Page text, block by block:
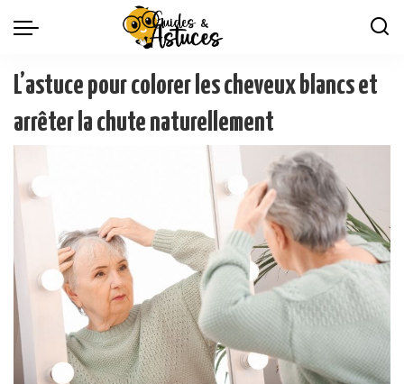
L’astuce pour colorer les cheveux blancs et
arrêter la chute naturellement